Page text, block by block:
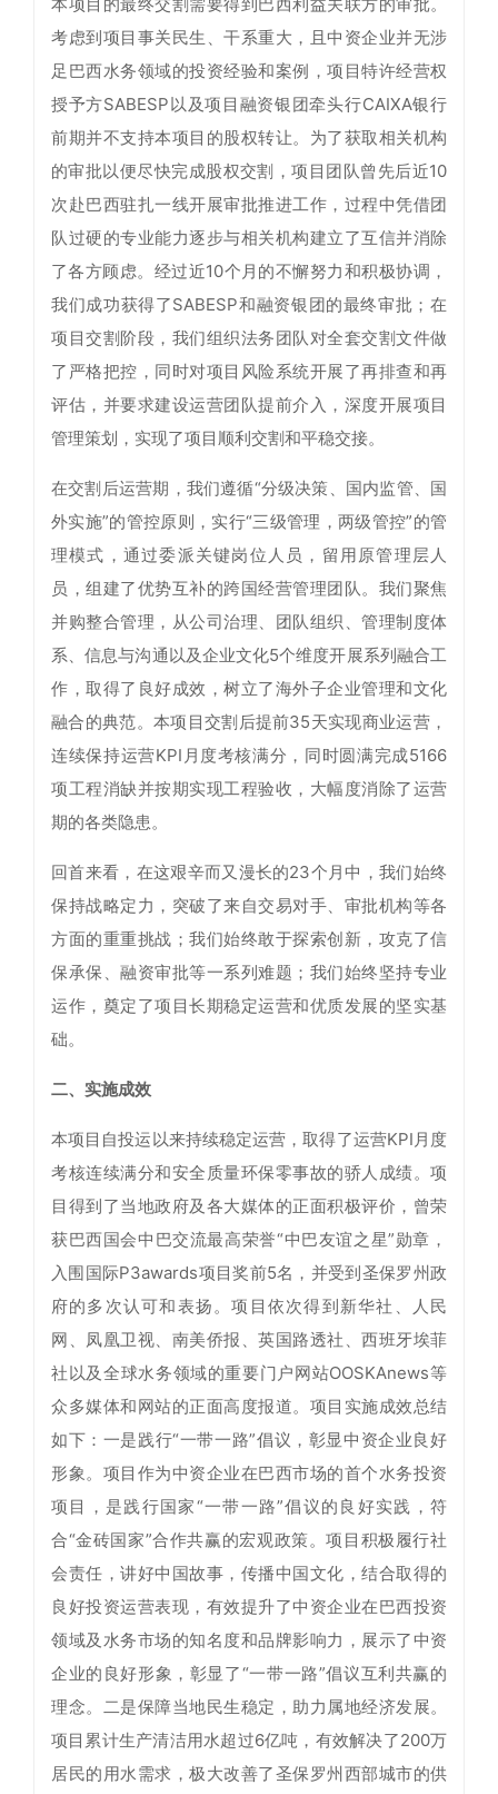
考虑到项目事关民生、干系重大，且中资企业并无涉
足巴西水务领域的投资经验和案例，项目特许经营权
授予方SABESP以及项目融资银团牵头行CAIXA银行
前期并不支持本项目的股权转让。为了获取相关机构
的审批以便尽快完成股权交割，项目团队曾先后近10
次赴巴西驻扎一线开展审批推进工作，过程中凭借团
队过硬的专业能力逐步与相关机构建立了互信并消除
了各方顾虑。经过近10个月的不懈努力和积极协调，
我们成功获得了SABESP和融资银团的最终审批；在
项目交割阶段，我们组织法务团队对全套交割文件做
了严格把控，同时对项目风险系统开展了再排查和再
评估，并要求建设运营团队提前介入，深度开展项目
管理策划，实现了项目顺利交割和平稳交接。
在交割后运营期，我们遵循“分级决策、国内监管、国
外实施”的管控原则，实行“三级管理，两级管控”的管
理模式，通过委派关键岗位人员，留用原管理层人
员，组建了优势互补的跨国经营管理团队。我们聚焦
并购整合管理，从公司治理、团队组织、管理制度体
系、信息与沟通以及企业文化5个维度开展系列融合工
作，取得了良好成效，树立了海外子企业管理和文化
融合的典范。本项目交割后提前35天实现商业运营，
连续保持运营KPI月度考核满分，同时圆满完成5166
项工程消缺并按期实现工程验收，大幅度消除了运营
期的各类隐患。
回首来看，在这艰辛而又漫长的23个月中，我们始终
保持战略定力，突破了来自交易对手、审批机构等各
方面的重重挑战；我们始终敢于探索创新，攻克了信
保承保、融资审批等一系列难题；我们始终坚持专业
运作，奠定了项目长期稳定运营和优质发展的坚实基
础。
二、实施成效
本项目自投运以来持续稳定运营，取得了运营KPI月度
考核连续满分和安全质量环保零事故的骄人成绩。项
目得到了当地政府及各大媒体的正面积极评价，曾荣
获巴西国会中巴交流最高荣誉“中巴友谊之星”勋章，
入围国际P3awards项目奖前5名，并受到圣保罗州政
府的多次认可和表扬。项目依次得到新华社、人民
网、凤凰卫视、南美侨报、英国路透社、西班牙埃菲
社以及全球水务领域的重要门户网站OOSKAnews等
众多媒体和网站的正面高度报道。项目实施成效总结
如下：一是践行“一带一路”倡议，彰显中资企业良好
形象。项目作为中资企业在巴西市场的首个水务投资
项目，是践行国家“一带一路”倡议的良好实践，符
合“金砖国家”合作共赢的宏观政策。项目积极履行社
会责任，讲好中国故事，传播中国文化，结合取得的
良好投资运营表现，有效提升了中资企业在巴西投资
领域及水务市场的知名度和品牌影响力，展示了中资
企业的良好形象，彰显了“一带一路”倡议互利共赢的
理念。二是保障当地民生稳定，助力属地经济发展。
项目累计生产清洁用水超过6亿吨，有效解决了200万
居民的用水需求，极大改善了圣保罗州西部城市的供